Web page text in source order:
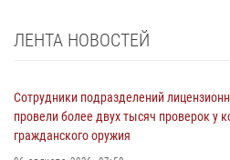
ЛЕНТА НОВОСТЕЙ
Сотрудники подразделений
провели более двух тысяч проверок у
гражданского оружия